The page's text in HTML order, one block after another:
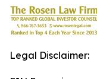
Legal Disclaimer: